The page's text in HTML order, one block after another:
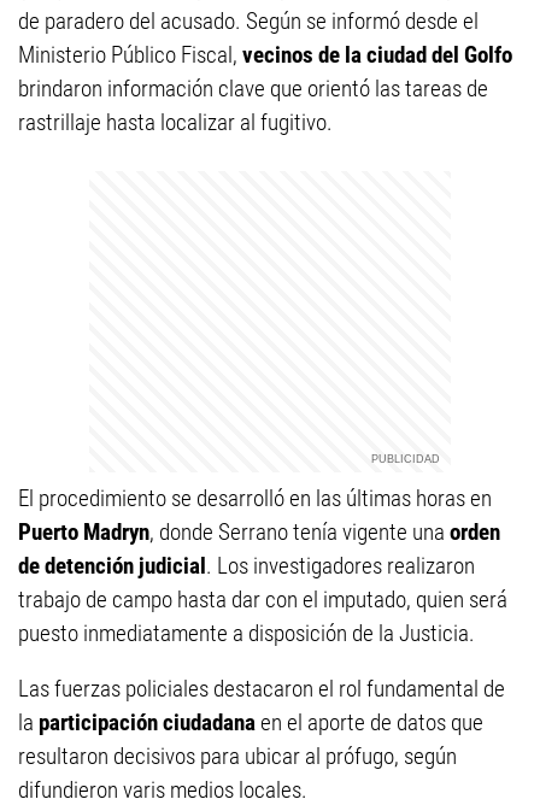
de paradero del acusado. Según se informó desde el
Ministerio Público Fiscal, vecinos de la ciudad del Golfo
brindaron información clave que orientó las tareas de
rastrillaje hasta localizar al fugitivo.
El procedimiento se desarrolló en las últimas horas en
Puerto Madryn, donde Serrano tenía vigente una orden
de detención judicial. Los investigadores realizaron
trabajo de campo hasta dar con el imputado, quien será
puesto inmediatamente a disposición de la Justicia.
Las fuerzas policiales destacaron el rol fundamental de
la participación ciudadanaen el aporte de datos que
resultaron decisivos para ubicar al prófugo, según
difundieron varis medios locales.